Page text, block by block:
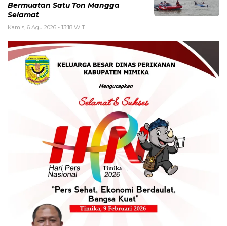
Bermuatan Satu Ton Mangga
Selamat
Kamis, 6 Agu 2026 - 13:18 WIT